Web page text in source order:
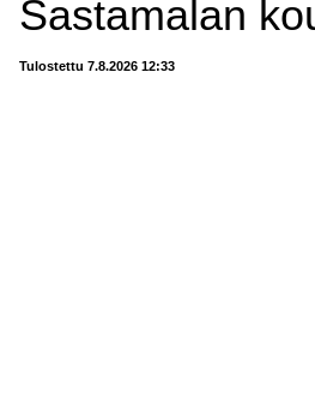
Sastamalan
Tulostettu 7.8.2026 12:33